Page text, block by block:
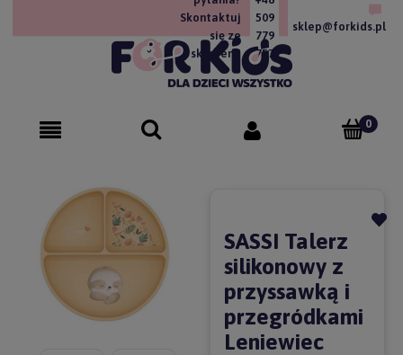
Skontaktuj
się ze
sklepem!
509
779
757
sklep@forkids.pl
SASSI Talerz
silikonowy z
przyssawką i
przegródkami
Leniewiec